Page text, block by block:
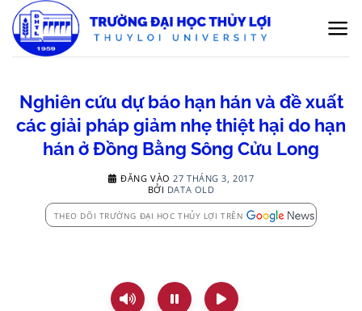
qua
nội
Nghiên cứu dự báo hạn hán và đề xuất
các giải pháp giảm nhẹ thiệt hại do hạn
hán ở Đồng Bằng Sông Cửu Long
ĐĂNG VÀO 27 THÁNG 3, 2017
BỞI DATA OLD
THEO DÕI TRƯỜNG ĐẠI HỌC THỦY LỢI TRÊN